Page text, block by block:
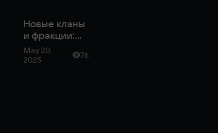
Новые кланы
и фракции:
что ожидать
от
May 20,
2025
76